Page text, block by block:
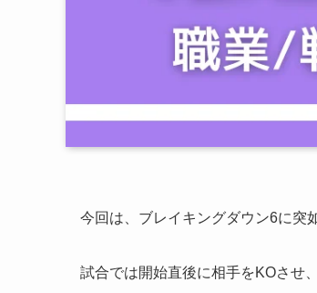
今回は、ブレイキングダウン6に突
試合では開始直後に相手をKOさせ